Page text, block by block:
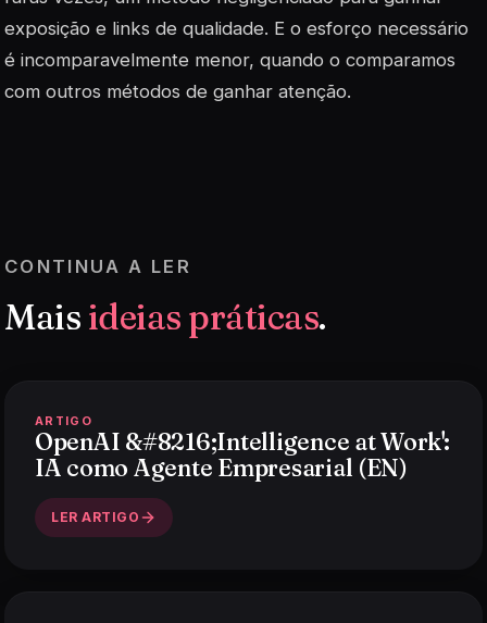
exposição e links de qualidade. E o esforço necessário
é incomparavelmente menor, quando o comparamos
com outros métodos de ganhar atenção.
CONTINUA A LER
Mais ideias práticas.
ARTIGO
OpenAI &#8216;Intelligence at Work':
IA como Agente Empresarial (EN)
LER ARTIGO